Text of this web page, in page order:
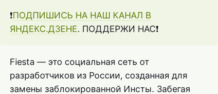
❗️ПОДПИШИСЬ НА НАШ КАНАЛ В
ЯНДЕКС.ДЗЕНЕ. ПОДДЕРЖИ НАС❗️
Fiesta — это социальная сеть от
разработчиков из России, созданная для
замены заблокированной Инсты. Забегая